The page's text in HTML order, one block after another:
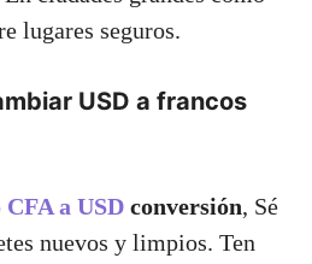
lugares seguros.
USD a francos
a USD conversión, Sé
nuevos y limpios. Ten